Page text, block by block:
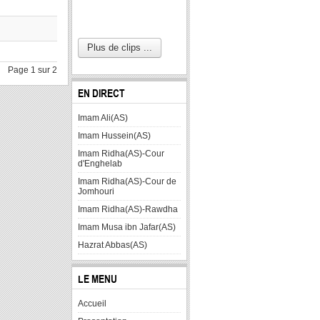
Page 1 sur 2
Plus de clips ...
EN DIRECT
Imam Ali(AS)
Imam Hussein(AS)
Imam Ridha(AS)-Cour
d'Enghelab
Imam Ridha(AS)-Cour de
Jomhouri
Imam Ridha(AS)-Rawdha
Imam Musa ibn Jafar(AS)
Hazrat Abbas(AS)
LE MENU
Accueil